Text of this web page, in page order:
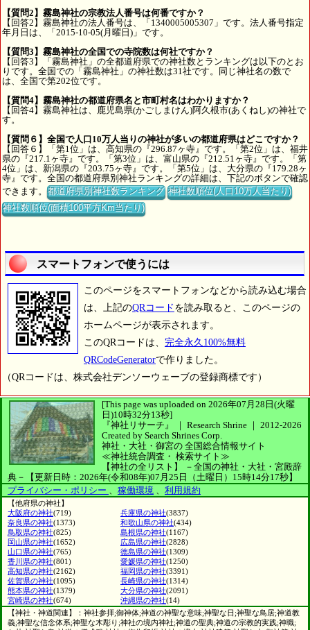
【質問2】霧島神社の宗教法人番号は何番ですか？
【回答2】霧島神社の法人番号は、「1340005005307」です。法人番号指定
年月日は、「2015-10-05(月曜日)」です。
【質問3】霧島神社の全国での寺院数は何社ですか？
【回答3】「霧島神社」の全都道府県での神社数とランキングは以下のとお
りです。全国での「霧島神社」の神社数は31社です。同じ神社名の数で
は、全国で第202位です。
【質問4】霧島神社の都道府県名と市町村名はわかりますか？
【回答4】霧島神社は、鹿児島県(かごしまけん)阿久根市(あくねし)の神社で
す。
【質問６】全国で人口10万人当りの神社が多いの都道府県はどこですか？
【回答６】「第1位」は、高知県の『296.87ヶ寺』です。「第2位」は、福井
県の『217.1ヶ寺』です。「第3位」は、富山県の『212.51ヶ寺』です。「第
4位」は、新潟県の『203.75ヶ寺』です。「第5位」は、大分県の『179.28ヶ
寺』です。全国の都道府県別神社ランキングの詳細は、下記のボタンで確認
できます。都道府県別神社数ランキング 神社数順位(人口10万人当たり)
神社数順位(面積100平方Km当たり)
スマートフォンで使うには
このページをスマートフォンなどから読み込む場合
は、上記のQRコード を読み取ると、このページの
ホームページが表示されます。
このQRコードは、 完全永久100%無料
QRCodeGeneratorで作りました。
（QRコードは、株式会社デンソーウェーブの登録商標です）
[This page was uploaded on 2026年07月28日(火曜
日)10時32分13秒]
『神社リサーチ』 ｜ Research Shrine ｜ 2012-2026
Created by Search Shrines Corp.
神社・大社・御宮の 全国総合情報サイト
≪神社統合調査・ 検索サイト≫
【神社の全リスト】
－全国の神社・大社・宮殿辞
典－
【更新日時：2026年(令和08年)07月25日（土曜日）15時14分17秒】
プライバシー・ポリシー 、 稼働環境 、 利用規約
【他府県の神社】
大阪府の神社(719) 兵庫県の神社(3837)
奈良県の神社(1373) 和歌山県の神社(434)
鳥取県の神社(825) 島根県の神社(1167)
岡山県の神社(1652) 広島県の神社(2828)
山口県の神社(765) 徳島県の神社(1309)
香川県の神社(801) 愛媛県の神社(1250)
高知県の神社(2162) 福岡県の神社(3391)
佐賀県の神社(1095) 長崎県の神社(1314)
熊本県の神社(1379) 大分県の神社(2091)
宮崎県の神社(674) 沖縄県の神社(14)
【神社・神道関連】：神社参拝;御神体;神道の神聖な意味;神聖な日;神聖な鳥居;神道教
義;神聖な信念体系;神聖な木彫り;神社の境内神社;神道の聖典;神道の宗教的実践;神職;